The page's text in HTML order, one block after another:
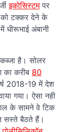
इकोसिस्टमपर
को टक्कर देने के
धीरूभाई अंबानी
है। सोलर
का करीब 80
2018-19 में देश
गया। ऐसा नही
के सामने वे टिक
सस्ते बैठते हैं।